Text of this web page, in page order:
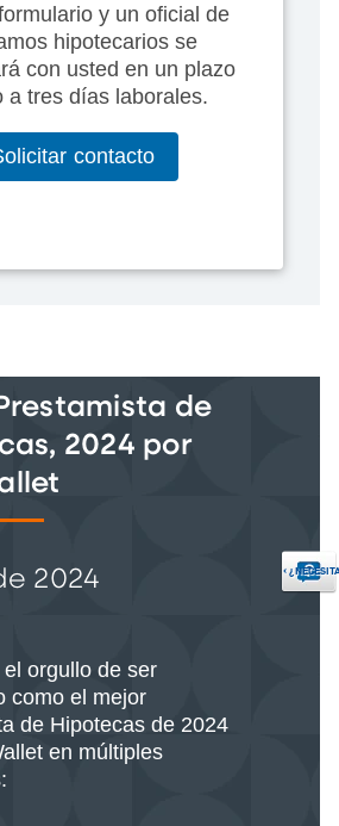
y un oficial de
hipotecarios se
con usted en un plazo
a tres días laborales.
contacto
de
2024 por
2024
orgullo de ser
como el mejor
de Hipotecas de 2024
en múltiples
‹